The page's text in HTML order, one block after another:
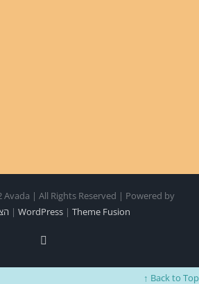
Avada | All Rights Reserved | Powered by
WordPress | Theme Fusion
|
Back to Top ↑